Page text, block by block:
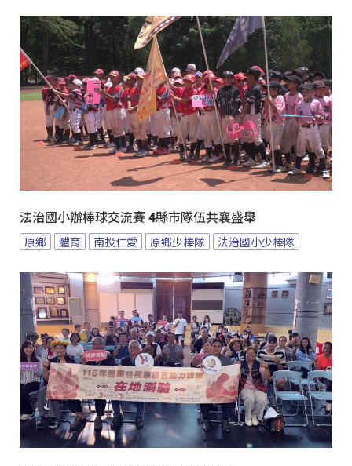
法治國小辦棒球交流賽 4縣市隊伍共襄盛舉
原鄉 體育 南投仁愛 原鄉少棒隊 法治國小少棒隊